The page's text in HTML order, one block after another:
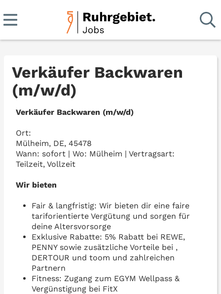
Verkäufer Backwaren
(m/w/d)
Verkäufer Backwaren (m/w/d)
Ort:
Mülheim, DE, 45478
Wann: sofort | Wo: Mülheim | Vertragsart:
Teilzeit, Vollzeit
Wir bieten
Fair & langfristig: Wir bieten dir eine faire
tariforientierte Vergütung und sorgen für
deine Altersvorsorge
Exklusive Rabatte: 5% Rabatt bei REWE,
PENNY sowie zusätzliche Vorteile bei ,
DERTOUR und toom und zahlreichen
Partnern
Fitness: Zugang zum EGYM Wellpass &
Vergünstigung bei FitX